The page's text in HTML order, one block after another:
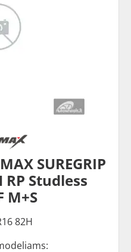
SUREGRIP
RP Studless
M+S
82H